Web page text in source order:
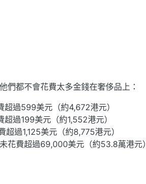
們都不會花費太多金錢在奢侈品上：
過599美元（約4,672港元）
過199美元（約1,552港元）
過1,125美元（約8,775港元）
費超過69,000美元（約53.8萬港元）